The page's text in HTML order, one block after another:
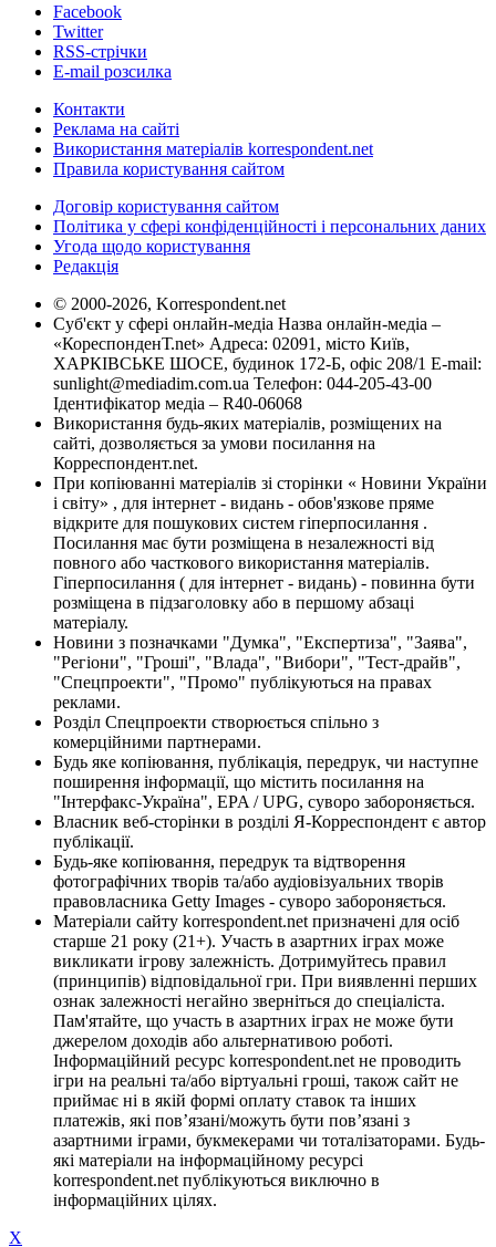
Facebook
Twitter
RSS-стрічки
E-mail розсилка
Контакти
Реклама на сайті
Використання матеріалів korrespondent.net
Правила користування сайтом
Договір користування сайтом
Політика у сфері конфіденційності і персональних даних
Угода щодо користування
Редакція
© 2000-2026, Korrespondent.net
Суб'єкт у сфері онлайн-медіа Назва онлайн-медіа –
«КореспонденТ.net» Адреса: 02091, місто Київ,
ХАРКІВСЬКЕ ШОСЕ, будинок 172-Б, офіс 208/1 E-mail:
sunlight@mediadim.com.ua Телефон: 044-205-43-00
Ідентифікатор медіа – R40-06068
Використання будь-яких матеріалів, розміщених на
сайті, дозволяється за умови посилання на
Корреспондент.net.
При копіюванні матеріалів зі сторінки « Новини України
і світу» , для інтернет - видань - обов'язкове пряме
відкрите для пошукових систем гіперпосилання .
Посилання має бути розміщена в незалежності від
повного або часткового використання матеріалів.
Гіперпосилання ( для інтернет - видань) - повинна бути
розміщена в підзаголовку або в першому абзаці
матеріалу.
Новини з позначками "Думка", "Експертиза", "Заява",
"Регіони", "Гроші", "Влада", "Вибори", "Тест-драйв",
"Спецпроекти", "Промо" публікуються на правах
реклами.
Розділ Спецпроекти створюється спільно з
комерційними партнерами.
Будь яке копіювання, публікація, передрук, чи наступне
поширення інформації, що містить посилання на
"Інтерфакс-Україна", EPA / UPG, суворо забороняється.
Власник веб-сторінки в розділі Я-Корреспондент є автор
публікації.
Будь-яке копіювання, передрук та відтворення
фотографічних творів та/або аудіовізуальних творів
правовласника Getty Images - суворо забороняється.
Матеріали сайту korrespondent.net призначені для осіб
старше 21 року (21+). Участь в азартних іграх може
викликати ігрову залежність. Дотримуйтесь правил
(принципів) відповідальної гри. При виявленні перших
ознак залежності негайно зверніться до спеціаліста.
Пам'ятайте, що участь в азартних іграх не може бути
джерелом доходів або альтернативою роботі.
Інформаційний ресурс korrespondent.net не проводить
ігри на реальні та/або віртуальні гроші, також сайт не
приймає ні в якій формі оплату ставок та інших
платежів, які пов’язані/можуть бути пов’язані з
азартними іграми, букмекерами чи тоталізаторами. Будь-
які матеріали на інформаційному ресурсі
korrespondent.net публікуються виключно в
інформаційних цілях.
X